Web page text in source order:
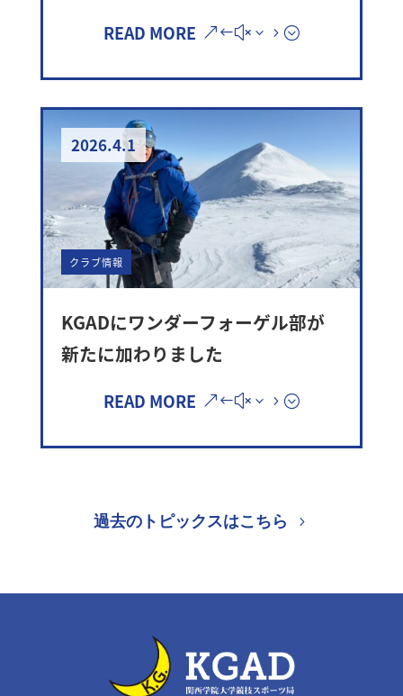
READ MORE
2026.4.1
クラブ情報
KGADにワンダーフォーゲル部が
新たに加わりました
READ MORE
過去のトピックスはこちら